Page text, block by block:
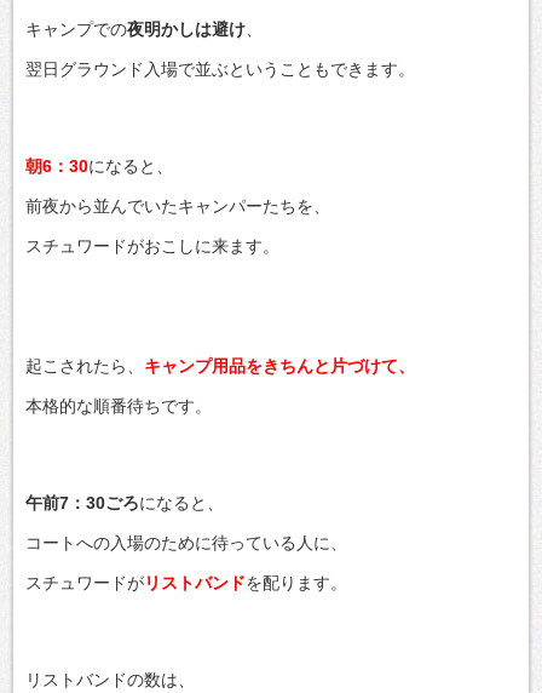
キャンプでの夜明かしは避け
翌日グラウンド入場で並ぶということもできます。
朝6：30になると、
前夜から並んでいたキャンパーたちを、
スチュワードがおこしに来ます。
起こされたら、 キャンプ用品をきちんと片づけて、
本格的な順番待ちです。
午前7：30ごろになると、
コートへの入場のために待っている人に、
スチュワードがリストバンドを配ります。
リストバンドの数は、